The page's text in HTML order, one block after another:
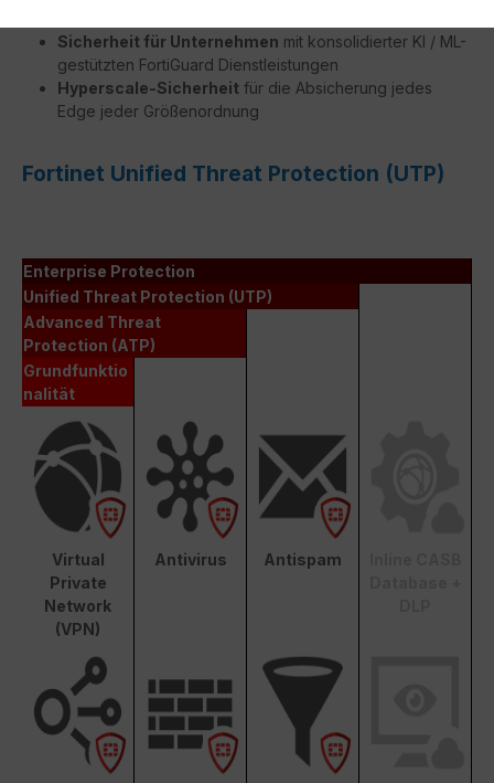
Sicherheit für Unternehmen mit konsolidierter KI / ML-
gestützten FortiGuard Dienstleistungen
Hyperscale-Sicherheit für die Absicherung jedes
Edge jeder Größenordnung
Fortinet Unified Threat Protection (UTP)
Enterprise Protection
Unified Threat Protection (UTP)
Advanced Threat
Protection (ATP)
Grundfunktio
nalität
Virtual
Private
Network
(VPN)
Antivirus Antispam